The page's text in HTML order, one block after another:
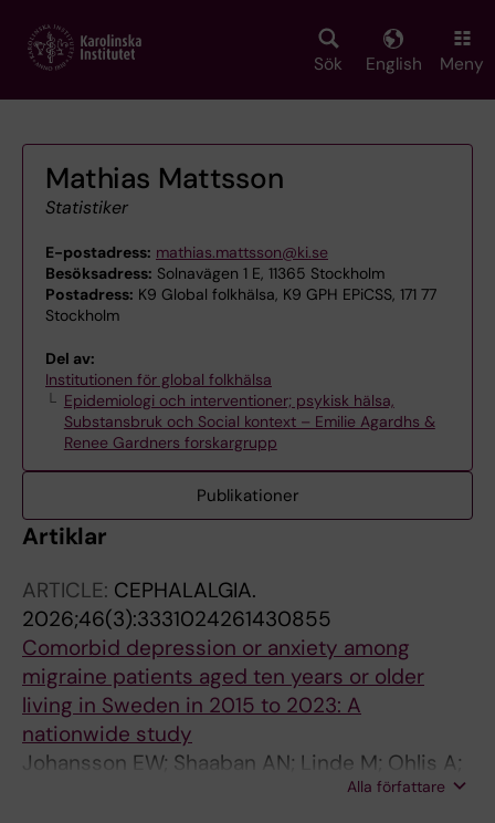
main
Sök English Meny
Mathias Mattsson
Statistiker
E-postadress: mathias.mattsson@ki.se
Besöksadress: Solnavägen 1 E, 11365 Stockholm
Postadress: K9 Global folkhälsa, K9 GPH EPiCSS, 171 77
Stockholm
Del av:
Institutionen för global folkhälsa
Epidemiologi och interventioner; psykisk hälsa,
Substansbruk och Social kontext – Emilie Agardhs &
Renee Gardners forskargrupp
Publikationer
Artiklar
ARTICLE: CEPHALALGIA.
2026;46(3):3331024261430855
Comorbid depression or anxiety among
migraine patients aged ten years or older
living in Sweden in 2015 to 2023: A
nationwide study
Johansson EW; Shaaban AN; Linde M; Ohlis A;
Mattsson M; Gustafsson S; Holm J; Dalman C;
Alla författare